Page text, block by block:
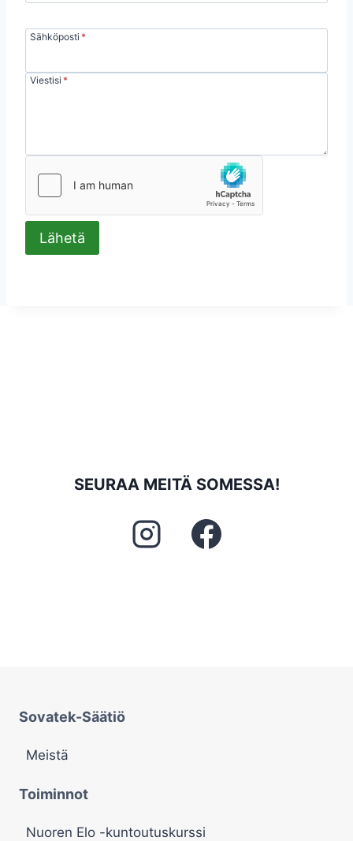
Sähköposti *
Viestisi *
Lähetä
SEURAA MEITÄ SOMESSA!
Sovatek-Säätiö
Meistä
Toiminnot
Nuoren Elo -kuntoutuskurssi